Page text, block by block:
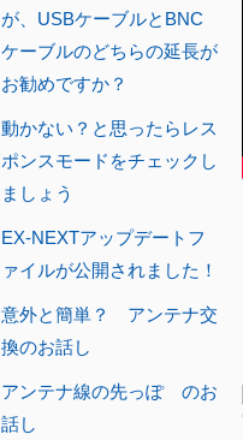
が、USBケーブルとBNC
ケーブルのどちらの延長が
お勧めですか？
動かない？と思ったらレス
ポンスモードをチェックし
ましょう
EX-NEXTアップデートフ
ァイルが公開されました！
意外と簡単？ アンテナ交
換のお話し
アンテナ線の先っぽ のお
話し